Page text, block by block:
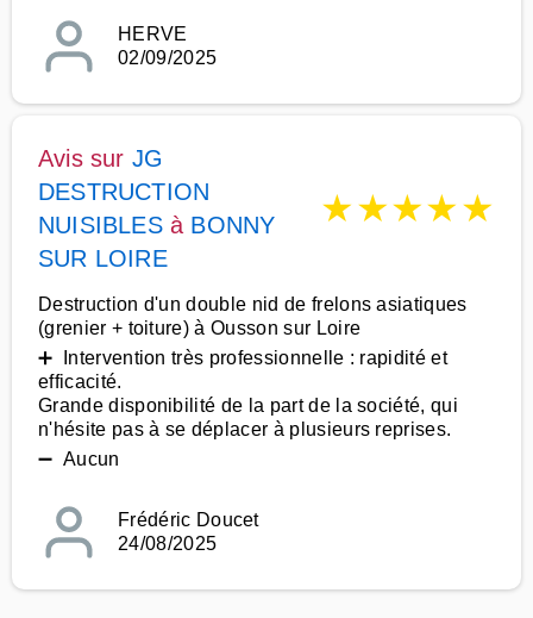
HERVE
02/09/2025
Avis sur JG
DESTRUCTION
NUISIBLESà BONNY
SUR LOIRE
★★★★★
Destruction d'un double nid de frelons asiatiques
(grenier + toiture) à Ousson sur Loire
➕ Intervention très professionnelle : rapidité et
efficacité.
Grande disponibilité de la part de la société, qui
n'hésite pas à se déplacer à plusieurs reprises.
➖ Aucun
Frédéric Doucet
24/08/2025